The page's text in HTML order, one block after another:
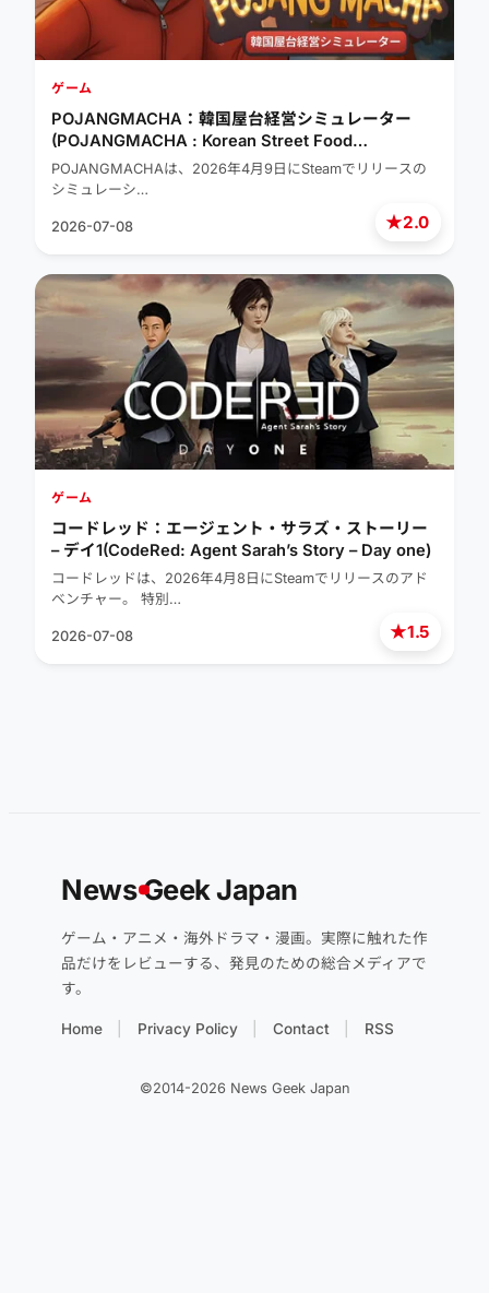
★2.0
ゲーム
POJANGMACHA：韓国屋台経営シミュレーター
(POJANGMACHA : Korean Street Food
Management Simulator)
POJANGMACHAは、2026年4月9日にSteamでリリースの
シミュレーシ…
2026-07-08
★1.5
ゲーム
コードレッド：エージェント・サラズ・ストーリー
– デイ1(CodeRed: Agent Sarah’s Story – Day one)
コードレッドは、2026年4月8日にSteamでリリースのアド
ベンチャー。 特別…
2026-07-08
NewsGeek Japan
ゲーム・アニメ・海外ドラマ・漫画。実際に触れた作
品だけをレビューする、発見のための総合メディアで
す。
Home Privacy Policy Contact RSS
©2014-2026 News Geek Japan